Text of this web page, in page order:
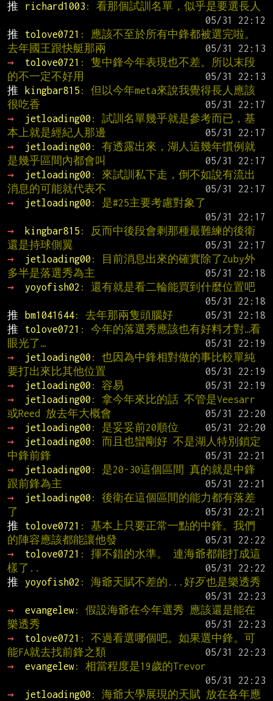
推
richard1003 : 看那個試訓名單，似乎是要選長人
推
tolove0721 : 應該不至於所有中鋒都被選完啦。
去年國王跟快艇那兩
→
tolove0721 : 隻中鋒今年表現也不差。所以末段
的不一定不好用
推
kingbar815 : 但以今年meta來說我覺得長人應該
很吃香
→
jetloading00 : 試訓名單幾乎就是參考而已，基
本上就是經紀人那邊
→
jetloading00 : 有透露出來，湖人這幾年慣例就
是幾乎區間內都會叫
→
jetloading00 : 來試訓私下走，倒不如說有流出
消息的可能就代表不
→
jetloading00 : 是#25主要考慮對象了
→
kingbar815 : 反而中後段會剩那種最難練的後衛
還是持球側翼
→
jetloading00 : 目前消息出來的確實除了Zuby外
多半是落選秀為主
→
yoyofish02 : 還有就是看二輪能買到什麼位置吧
推
bm1041644: 去年那兩隻頭腦好
推
tolove0721 : 今年的落選秀應該也有好料才對…看
眼光了…
→
jetloading00 : 也因為中鋒相對做的事比較單純
要打出來比其他位置
→
jetloading00 : 容易
→
jetloading00 : 拿今年來比的話 不管是Veesarr
或Reed 放去年大概會
→
jetloading00 : 是妥妥前20順位
→
jetloading00 : 而且也蠻剛好 不是湖人特別鎖定
中鋒前鋒
→
jetloading00 : 是20-30這個區間 真的就是中鋒
跟前鋒為主
→
jetloading00 : 後衛在這個區間的能力都有落差
了
推
tolove0721 : 基本上只要正常一點的中鋒。我們
的陣容應該都能讓他發
→
tolove0721 : 揮不錯的水準。 連海爺都能打成這
樣了..
推
yoyofish02 : 海爺天賦不差的...好歹也是樂透秀
→
evangelew: 假設海爺在今年選秀 應該還是能在
樂透秀
→
tolove0721 : 不過看選哪個吧。如果選中鋒。可
能FA就去找前鋒之類
→
evangelew: 相當程度是19歲的Trevor
→
jetloading00 : 海爺大學展現的天賦 放在各年應